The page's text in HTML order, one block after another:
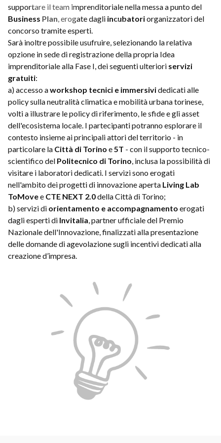
supportare il team imprenditoriale nella messa a punto del
Business Plan, erogate dagli incubatoriorganizzatori del
concorso tramite esperti.
Sarà inoltre possibile usufruire, selezionando la relativa
opzione in sede di registrazione della propria Idea
imprenditoriale alla Fase I, dei seguenti ulteriori servizi
gratuiti:
a) accesso aworkshop tecnici e immersividedicati alle
policy sulla neutralità climatica e mobilità urbana torinese,
volti a illustrare le policy di riferimento, le sfide e gli asset
dell'ecosistema locale. I partecipanti potranno esplorare il
contesto insieme ai principali attori del territorio - in
particolare la Città di Torino e5T - con il supporto tecnico-
scientifico del Politecnico di Torino, inclusa la possibilità di
visitare i laboratori dedicati. I servizi sono erogati
nell'ambito dei progetti di innovazione aperta Living Lab
ToMovee CTE NEXT 2.0della Città di Torino;
b) servizi di orientamento e accompagnamento erogati
dagli esperti di Invitalia, partner ufficiale del Premio
Nazionale dell'Innovazione, finalizzati alla presentazione
delle domande di agevolazione sugli incentivi dedicati alla
creazione d’impresa.